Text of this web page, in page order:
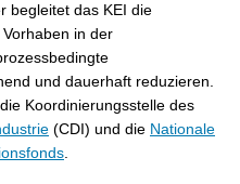
begleitet das KEI die
in der
und dauerhaft reduzieren.
Koordinierungsstelle des
(CDI) und die Nationale